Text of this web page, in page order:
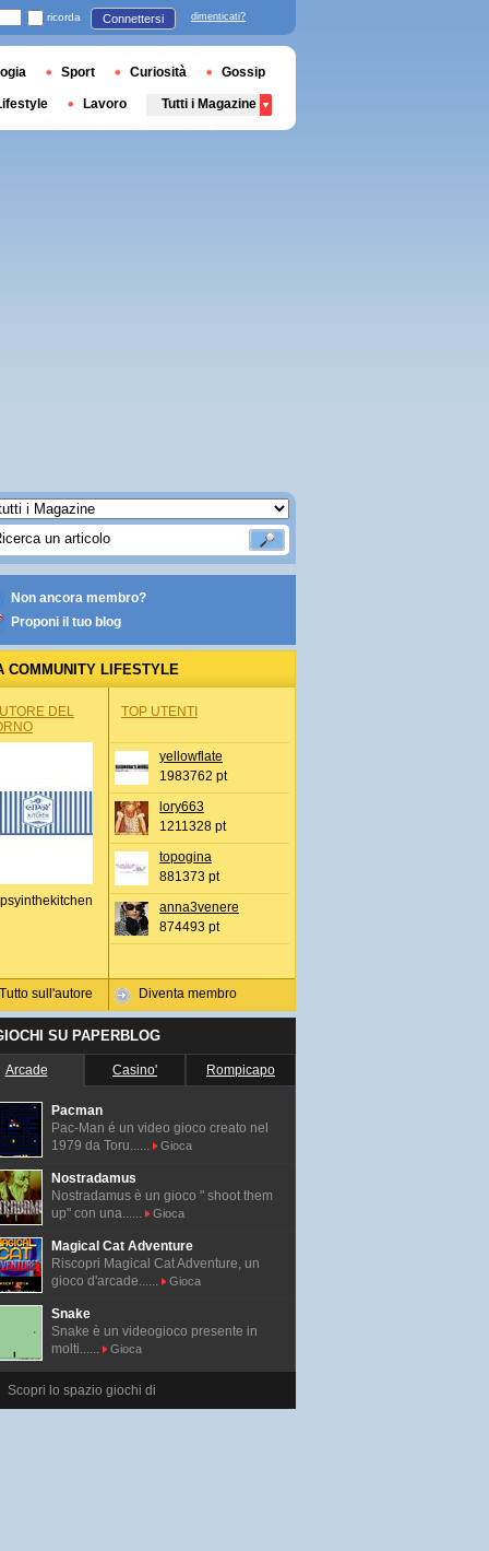
Non ancora membro?
Proponi il tuo blog
COMMUNITY LIFESTYLE
DEL
Tutto sull'autore
TOP UTENTI
yellowflate
1983762 pt
lory663
1211328 pt
topogina
881373 pt
anna3venere
874493 pt
Diventa membro
SU PAPERBLOG
Arcade Casino' Rompicapo
Pacman
Pac-Man é un video gioco creato nel
1979 da Toru......
Gioca
Nostradamus
Nostradamus è un gioco " shoot them
up" con una......
Gioca
Magical Cat Adventure
Riscopri Magical Cat Adventure, un
gioco d'arcade......
Gioca
Snake
Snake è un videogioco presente in
molti......
Gioca
Scopri lo spazio giochi di
ricorda Connettersi dimenticati?
Sport Curiosità Gossip
Lavoro Tutti i Magazine